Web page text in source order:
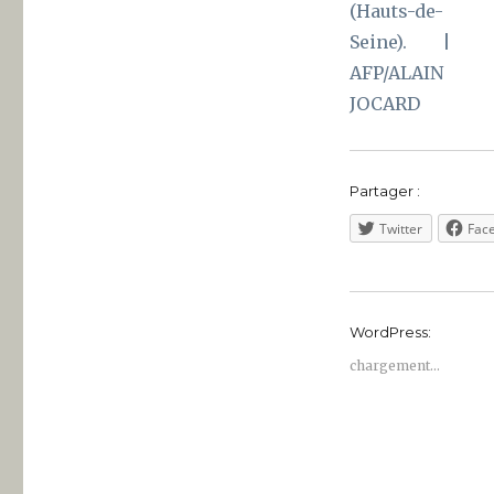
Partager :
Twitter
WordPress:
chargement…